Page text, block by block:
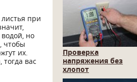
при
но
чтобы
их.
вас
Проверка
напряжения без
хлопот